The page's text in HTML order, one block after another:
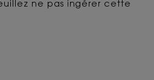
ne pas ingérer cette